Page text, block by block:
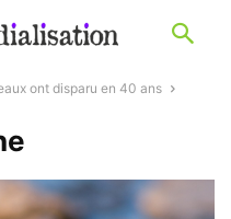
ont disparu en 40 ans